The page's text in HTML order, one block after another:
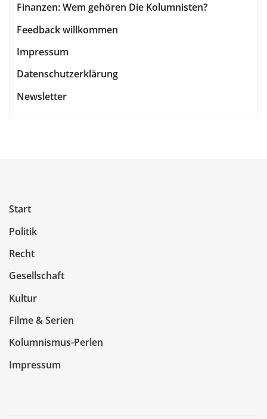
Finanzen: Wem gehören Die Kolumnisten?
Feedback willkommen
Impressum
Datenschutzerklärung
Newsletter
Start
Politik
Recht
Gesellschaft
Kultur
Filme & Serien
Kolumnismus-Perlen
Impressum